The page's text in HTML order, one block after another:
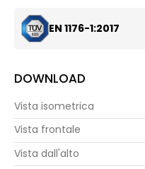
EN 1176-1:2017
DOWNLOAD
Vista isometrica
Vista frontale
Vista dall'alto